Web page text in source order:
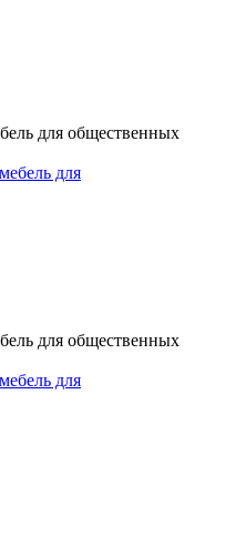
для общественных
для общественных